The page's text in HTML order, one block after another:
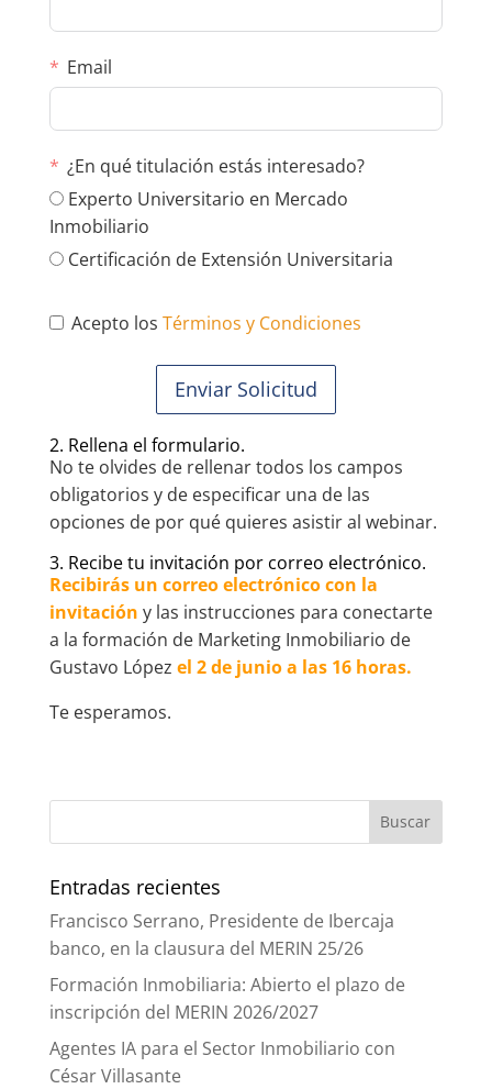
Email
¿En qué titulación estás interesado?
Experto Universitario en Mercado
Inmobiliario
Certificación de Extensión Universitaria
Acepto los Términos y Condiciones
Enviar Solicitud
2. Rellena el formulario.
No te olvides de rellenar todos los campos
obligatorios y de especificar una de las
opciones de por qué quieres asistir al webinar.
3. Recibe tu invitación por correo electrónico.
Recibirás un correo electrónico con la
invitación y las instrucciones para conectarte
a la formación de Marketing Inmobiliario de
Gustavo López el 2 de junio a las 16 horas.
Te esperamos.
Entradas recientes
Francisco Serrano, Presidente de Ibercaja
banco, en la clausura del MERIN 25/26
Formación Inmobiliaria: Abierto el plazo de
inscripción del MERIN 2026/2027
Agentes IA para el Sector Inmobiliario con
César Villasante